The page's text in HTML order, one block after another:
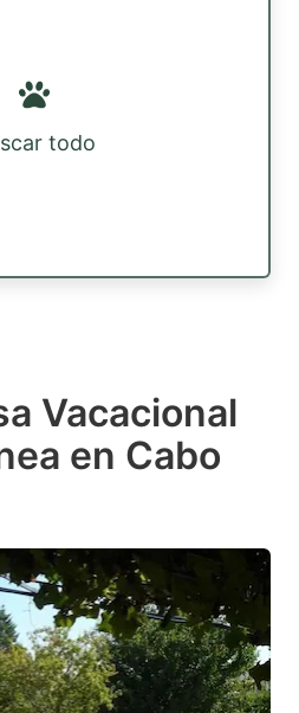
todo
Vacacional
en Cabo